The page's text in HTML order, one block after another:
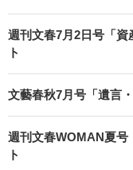
週刊文春7月2日号「
ト
文藝春秋7月号「遺言
週刊文春WOMAN夏号
ト